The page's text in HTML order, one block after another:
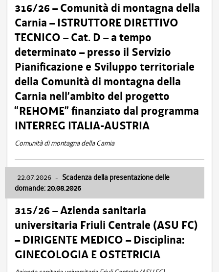
316/26 – Comunità di montagna della
Carnia – ISTRUTTORE DIRETTIVO
TECNICO – Cat. D – a tempo
determinato – presso il Servizio
Pianificazione e Sviluppo territoriale
della Comunità di montagna della
Carnia nell’ambito del progetto
“REHOME” finanziato dal programma
INTERREG ITALIA-AUSTRIA
Comunità di montagna della Carnia
22.07.2026 - Scadenza della presentazione delle
domande: 20.08.2026
315/26 – Azienda sanitaria
universitaria Friuli Centrale (ASU FC)
– DIRIGENTE MEDICO – Disciplina:
GINECOLOGIA E OSTETRICIA